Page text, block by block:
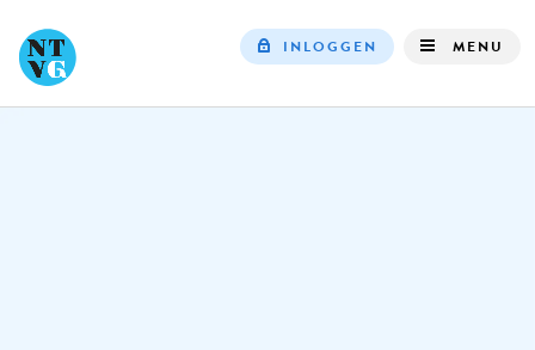
INLOGGEN MENU